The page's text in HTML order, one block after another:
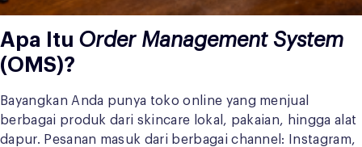
Apa Itu Order Management System
(OMS)?
Bayangkan Anda punya toko online yang menjual
berbagai produk dari skincare lokal, pakaian, hingga alat
dapur. Pesanan masuk dari berbagai channel: Instagram,